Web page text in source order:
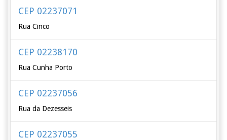
CEP 02237071
Rua Cinco
CEP 02238170
Rua Cunha Porto
CEP 02237056
Rua da Dezesseis
CEP 02237055